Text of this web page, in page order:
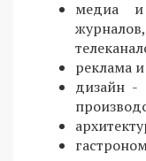
медиа
реклама
дизайн -